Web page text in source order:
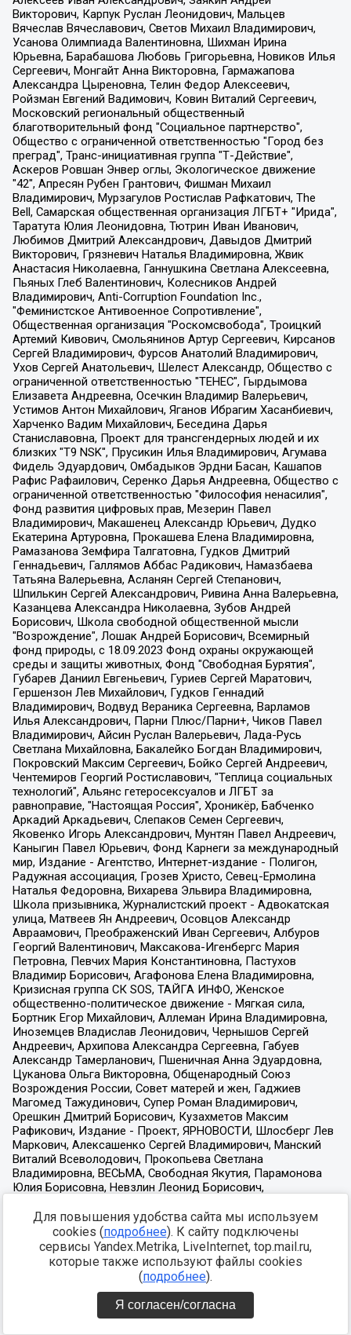
Для повышения удобства сайта мы используем
cookies (подробнее). К сайту подключены
сервисы Yandex.Metrika, LiveInternet, top.mail.ru,
которые также используют файлы cookies
(подробнее).
Я согласен/согласна